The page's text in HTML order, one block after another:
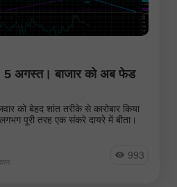
अगस्त। बाजार को अब फेड
को बेहद शांत तरीके से कारोबार किया
पूरी तरह एक संकरे दायरे में बीता।
993